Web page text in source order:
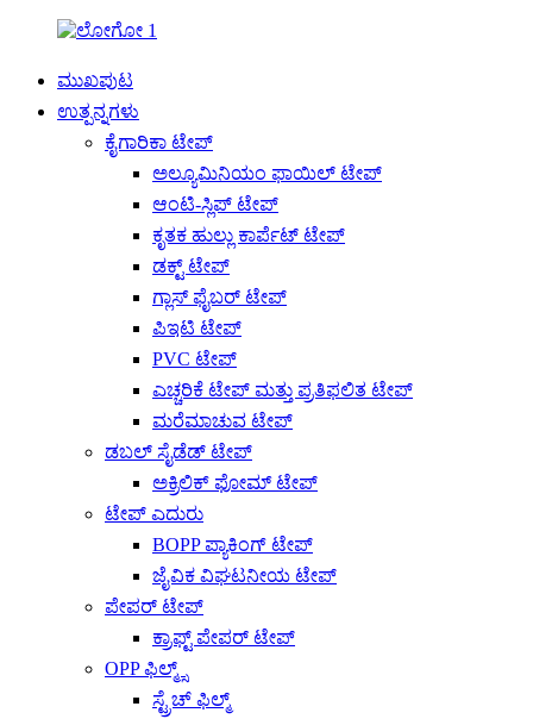
ಮುಖಪುಟ
ಉತ್ಪನ್ನಗಳು
ಕೈಗಾರಿಕಾ ಟೇಪ್
ಅಲ್ಯೂಮಿನಿಯಂ ಫಾಯಿಲ್ ಟೇಪ್
ಆಂಟಿ-ಸ್ಲಿಪ್ ಟೇಪ್
ಕೃತಕ ಹುಲ್ಲು ಕಾರ್ಪೆಟ್ ಟೇಪ್
ಡಕ್ಟ್ ಟೇಪ್
ಗ್ಲಾಸ್ ಫೈಬರ್ ಟೇಪ್
ಪಿಇಟಿ ಟೇಪ್
PVC ಟೇಪ್
ಎಚ್ಚರಿಕೆ ಟೇಪ್ ಮತ್ತು ಪ್ರತಿಫಲಿತ ಟೇಪ್
ಮರೆಮಾಚುವ ಟೇಪ್
ಡಬಲ್ ಸೈಡೆಡ್ ಟೇಪ್
ಅಕ್ರಿಲಿಕ್ ಫೋಮ್ ಟೇಪ್
ಟೇಪ್ ಎದುರು
BOPP ಪ್ಯಾಕಿಂಗ್ ಟೇಪ್
ಜೈವಿಕ ವಿಘಟನೀಯ ಟೇಪ್
ಪೇಪರ್ ಟೇಪ್
ಕ್ರಾಫ್ಟ್ ಪೇಪರ್ ಟೇಪ್
OPP ಫಿಲ್ಮ್ಸ್
ಸ್ಟ್ರೆಚ್ ಫಿಲ್ಮ್